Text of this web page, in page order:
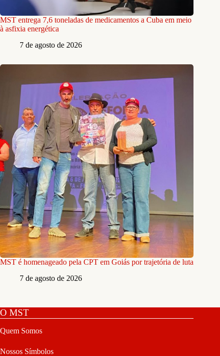
MST entrega 7,6 toneladas de medicamentos a Cuba em meio
à asfixia energética
7 de agosto de 2026
MST é homenageado pela CPT em Goiás por trajetória de luta
7 de agosto de 2026
O MST
Quem Somos
Nossos Símbolos